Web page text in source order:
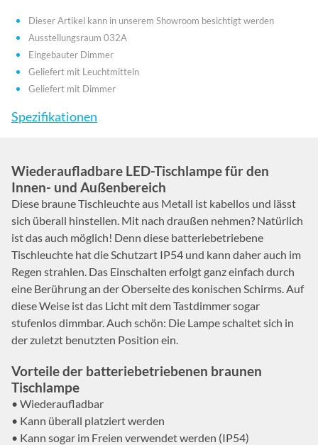
Dieser Artikel kann in unserem Showroom besichtigt werden
Ausstellungsraum 032A
Eingebauter Dimmer
Geliefert mit Leuchtmitteln
Geliefert mit Dimmer
Spezifikationen
Wiederaufladbare LED-Tischlampe für den
Innen- und Außenbereich
Diese braune Tischleuchte aus Metall ist kabellos und lässt
sich überall hinstellen. Mit nach draußen nehmen? Natürlich
ist das auch möglich! Denn diese batteriebetriebene
Tischleuchte hat die Schutzart IP54 und kann daher auch im
Regen strahlen. Das Einschalten erfolgt ganz einfach durch
eine Berührung an der Oberseite des konischen Schirms. Auf
diese Weise ist das Licht mit dem Tastdimmer sogar
stufenlos dimmbar. Auch schön: Die Lampe schaltet sich in
der zuletzt benutzten Position ein.
Vorteile der batteriebetriebenen braunen
Tischlampe
• Wiederaufladbar
• Kann überall platziert werden
• Kann sogar im Freien verwendet werden (IP54)